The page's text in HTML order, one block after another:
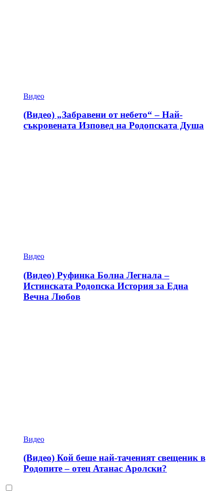
Видео
(Видео) „Забравени от небето“ – Най-
съкровената Изповед на Родопската Душа
Видео
(Видео) Руфинка Болна Легнала –
Истинската Родопска История за Една
Вечна Любов
Видео
(Видео) Кой беше най-таченият свещеник в
Родопите – отец Атанас Аролски?
Dark